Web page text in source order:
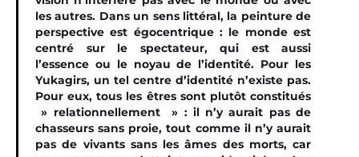
les autres. Dans un sens littéral, la peinture de
perspective est égocentrique : le monde est
centré sur le spectateur, qui est aussi
l’essence ou le noyau de l’identité. Pour les
Yukagirs, un tel centre d’identité n’existe pas.
Pour eux, tous les êtres sont plutôt constitués
» relationnellement » : il n’y aurait pas de
chasseurs sans proie, tout comme il n’y aurait
pas de vivants sans les âmes des morts, car